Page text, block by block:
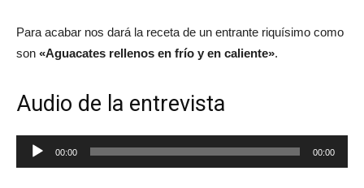
Para acabar nos dará la receta de un entrante riquísimo como
son «Aguacates rellenos en frío y en caliente».
Audio de la entrevista
Reproductor
de
00:00 00:00